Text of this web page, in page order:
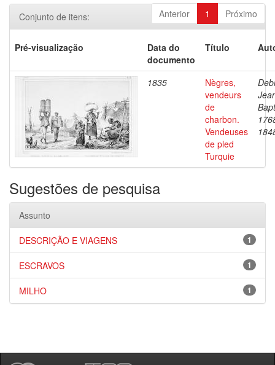
Anterior 1 Próximo
Conjunto de itens:
Pré-visualização
Data do
documento
Título
1835
Nègres,
vendeurs
de
charbon.
Vendeuses
de pled
Turquie
Sugestões de pesquisa
Assunto
1
DESCRIÇÃO E VIAGENS
1
ESCRAVOS
1
MILHO